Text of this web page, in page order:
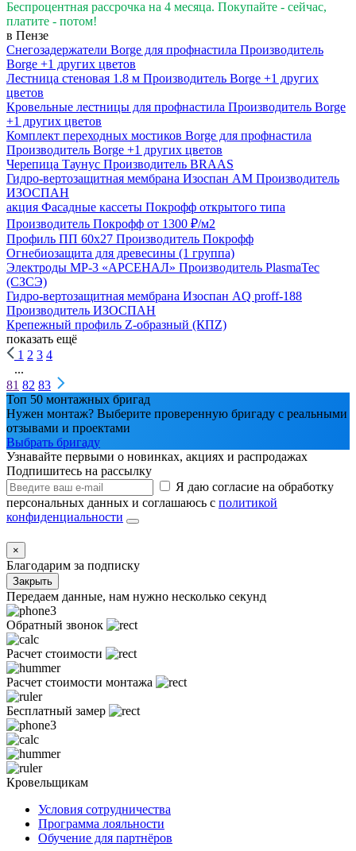
Беспроцентная рассрочка на 4 месяца. Покупайте - сейчас,
платите - потом!
в Пензе
Снегозадержатели Вorge для профнастила Производитель
Borge +1 других цветов
Лестница стеновая 1.8 м Производитель Borge +1 других
цветов
Кровельные лестницы для профнастила Производитель Borge
+1 других цветов
Комплект переходных мостиков Borge для профнастила
Производитель Borge +1 других цветов
Черепица Таунус Производитель BRAAS
Гидро-вертозащитная мембрана Изоспан AM Производитель
ИЗОСПАН
акция Фасадные кассеты Покрофф открытого типа
Производитель Покрофф от 1300 ₽/м2
Профиль ПП 60х27 Производитель Покрофф
Огнебиозащита для древесины (1 группа)
Электроды МР-3 «АРСЕНАЛ» Производитель PlasmaTec
(СЗСЭ)
Гидро-вертозащитная мембрана Изоспан AQ prоff-188
Производитель ИЗОСПАН
Крепежный профиль Z-образный (КПZ)
показать ещё
1 2 3 4
...
81 82 83
Топ 50 монтажных бригад
Нужен монтаж? Выберите проверенную бригаду с реальными
отзывами и проектами
Выбрать бригаду
Узнавайте первыми о новинках, акциях и распродажах
Подпишитесь на рассылку
Я даю согласие на обработку
персональных данных и соглашаюсь с политикой
конфиденциальности
×
Благодарим за подписку
Закрыть
Передаем данные, нам нужно несколько секунд
Обратный звонок
Расчет стоимости
Расчет стоимости монтажа
Бесплатный замер
Кровельщикам
Условия сотрудничества
Программа лояльности
Обучение для партнёров